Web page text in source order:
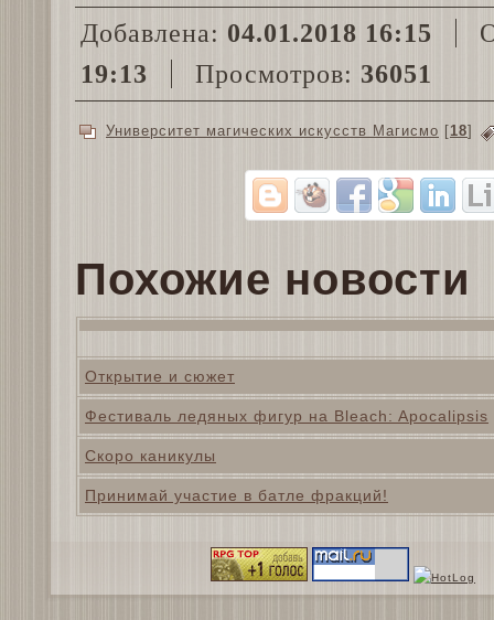
Добавлена: 04.01.2018 16:15
19:13
Просмотров: 36051
Университет магических искусств Магисмо [18]
Похожие новости
Открытие и сюжет
Фестиваль ледяных фигур на Bleach: Apocalipsis
Скоро каникулы
Принимай участие в батле фракций!